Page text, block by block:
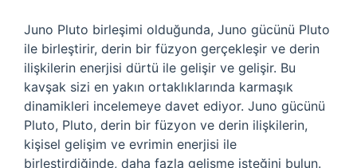
Juno Pluto birleşimi olduğunda, Juno gücünü Pluto
ile birleştirir, derin bir füzyon gerçekleşir ve derin
ilişkilerin enerjisi dürtü ile gelişir ve gelişir. Bu
kavşak sizi en yakın ortaklıklarında karmaşık
dinamikleri incelemeye davet ediyor. Juno gücünü
Pluto, Pluto, derin bir füzyon ve derin ilişkilerin,
kişisel gelişim ve evrimin enerjisi ile
birleştirdiğinde, daha fazla gelişme isteğini bulun.